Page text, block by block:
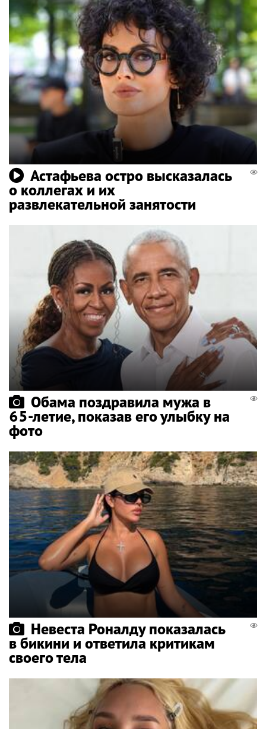
Астафьева остро высказалась
о коллегах и их
развлекательной занятости
Обама поздравила мужа в
65-летие, показав его улыбку на
фото
Невеста Роналду показалась
в бикини и ответила критикам
своего тела